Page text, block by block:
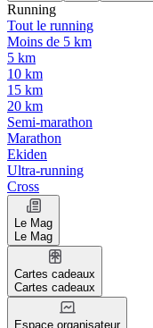
Running
Tout le running
Moins de 5 km
5 km
10 km
15 km
20 km
Semi-marathon
Marathon
Ekiden
Ultra-running
Cross
Le Mag
Le Mag
Cartes cadeaux
Cartes cadeaux
Espace organisateur